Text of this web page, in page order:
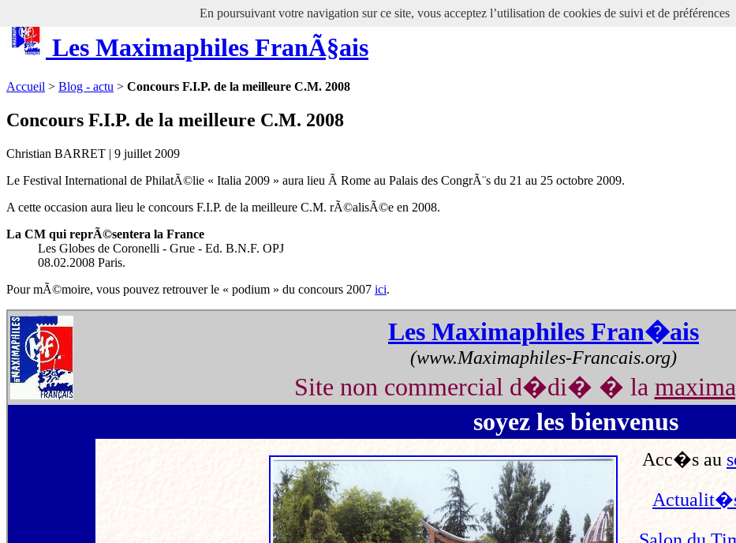
En poursuivant votre navigation sur ce site, vous acceptez l’utilisation de cookies de suivi et de préférences
Les Maximaphiles FranÃ§ais
Accueil > Blog - actu > Concours F.I.P. de la meilleure C.M. 2008
Concours F.I.P. de la meilleure C.M. 2008
Christian BARRET | 9 juillet 2009
Le Festival International de PhilatÃ©lie « Italia 2009 » aura lieu Ã Rome au Palais des CongrÃ¨s du 21 au 25 octobre 2009.
A cette occasion aura lieu le concours F.I.P. de la meilleure C.M. rÃ©alisÃ©e en 2008.
La CM qui reprÃ©sentera la France
Les Globes de Coronelli - Grue - Ed. B.N.F. OPJ
08.02.2008 Paris.
Pour mÃ©moire, vous pouvez retrouver le « podium » du concours 2007 ici.